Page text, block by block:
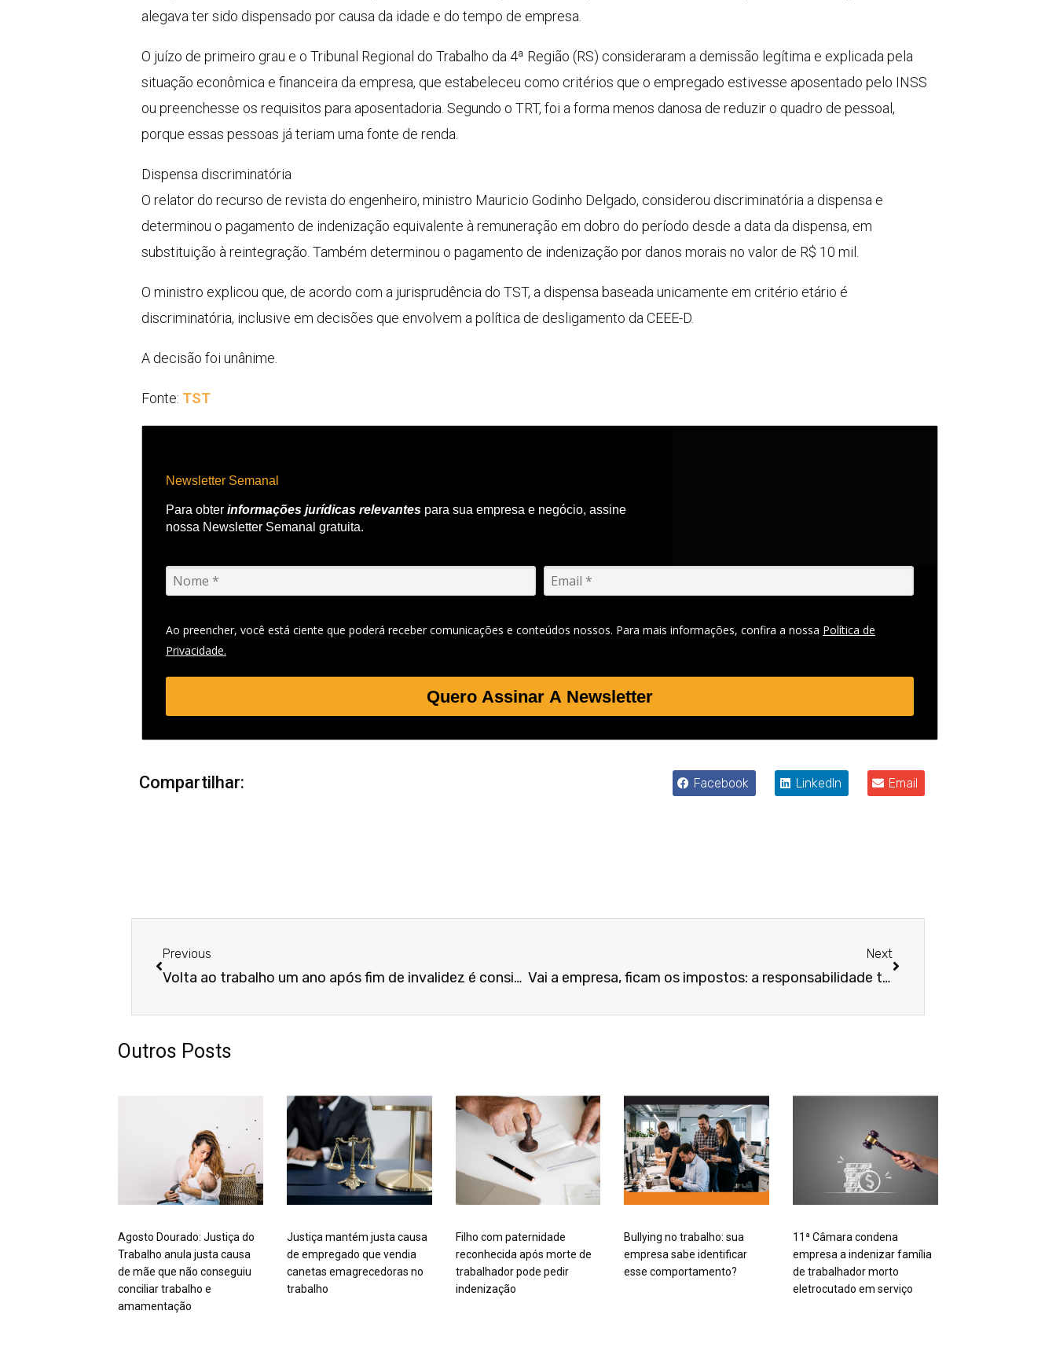
alegava ter sido dispensado por causa da idade e do tempo de empresa.
O juízo de primeiro grau e o Tribunal Regional do Trabalho da 4ª Região (RS) consideraram a demissão legítima e explicada pela
situação econômica e financeira da empresa, que estabeleceu como critérios que o empregado estivesse aposentado pelo INSS
ou preenchesse os requisitos para aposentadoria. Segundo o TRT, foi a forma menos danosa de reduzir o quadro de pessoal,
porque essas pessoas já teriam uma fonte de renda.
Dispensa discriminatória
O relator do recurso de revista do engenheiro, ministro Mauricio Godinho Delgado, considerou discriminatória a dispensa e
determinou o pagamento de indenização equivalente à remuneração em dobro do período desde a data da dispensa, em
substituição à reintegração. Também determinou o pagamento de indenização por danos morais no valor de R$ 10 mil.
O ministro explicou que, de acordo com a jurisprudência do TST, a dispensa baseada unicamente em critério etário é
discriminatória, inclusive em decisões que envolvem a política de desligamento da CEEE-D.
A decisão foi unânime.
Fonte: TST
Newsletter Semanal
Para obter informações jurídicas relevantes para sua empresa e negócio, assine
nossa Newsletter Semanal gratuita.
Ao preencher, você está ciente que poderá receber comunicações e conteúdos nossos. Para mais informações, confira a nossa Política de
Privacidade.
Quero Assinar A Newsletter
Compartilhar: Facebook LinkedIn Email
Previous
Volta ao trabalho um ano após fim de invalidez é considerada abandono de emprego
Next
Vai a empresa, ficam os impostos: a responsabilidade tributária na dissolução e na sucessão empresarial
Outros Posts
Agosto Dourado: Justiça do
Trabalho anula justa causa
de mãe que não conseguiu
conciliar trabalho e
amamentação
Justiça mantém justa causa
de empregado que vendia
canetas emagrecedoras no
trabalho
Filho com paternidade
reconhecida após morte de
trabalhador pode pedir
indenização
Bullying no trabalho: sua
empresa sabe identificar
esse comportamento?
11ª Câmara condena
empresa a indenizar família
de trabalhador morto
eletrocutado em serviço